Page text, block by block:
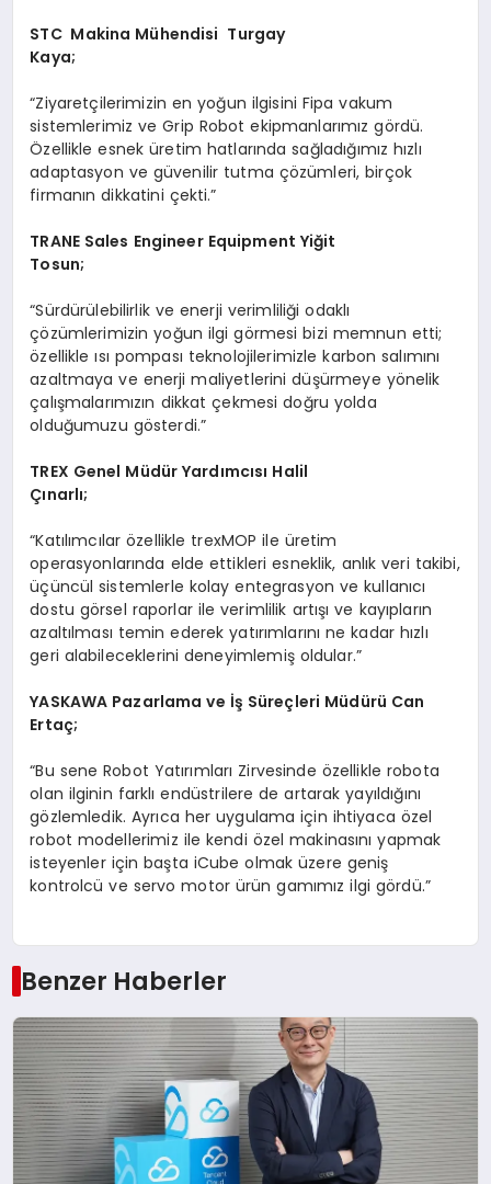
STC Makina Mühendisi Turgay
Kaya;
“Ziyaretçilerimizin en yoğun ilgisini Fipa vakum
sistemlerimiz ve Grip Robot ekipmanlarımız gördü.
Özellikle esnek üretim hatlarında sağladığımız hızlı
adaptasyon ve güvenilir tutma çözümleri, birçok
firmanın dikkatini çekti.”
TRANE Sales Engineer Equipment Yiğit
Tosun;
“Sürdürülebilirlik ve enerji verimliliği odaklı
çözümlerimizin yoğun ilgi görmesi bizi memnun etti;
özellikle ısı pompası teknolojilerimizle karbon salımını
azaltmaya ve enerji maliyetlerini düşürmeye yönelik
çalışmalarımızın dikkat çekmesi doğru yolda
olduğumuzu gösterdi.”
TREX Genel Müdür Yardımcısı Halil
Çınarlı;
“Katılımcılar özellikle trexMOP ile üretim
operasyonlarında elde ettikleri esneklik, anlık veri takibi,
üçüncül sistemlerle kolay entegrasyon ve kullanıcı
dostu görsel raporlar ile verimlilik artışı ve kayıpların
azaltılması temin ederek yatırımlarını ne kadar hızlı
geri alabileceklerini deneyimlemiş oldular.”
YASKAWA Pazarlama ve İş Süreçleri Müdürü Can
Ertaç;
“Bu sene Robot Yatırımları Zirvesinde özellikle robota
olan ilginin farklı endüstrilere de artarak yayıldığını
gözlemledik. Ayrıca her uygulama için ihtiyaca özel
robot modellerimiz ile kendi özel makinasını yapmak
isteyenler için başta iCube olmak üzere geniş
kontrolcü ve servo motor ürün gamımız ilgi gördü.”
Benzer Haberler